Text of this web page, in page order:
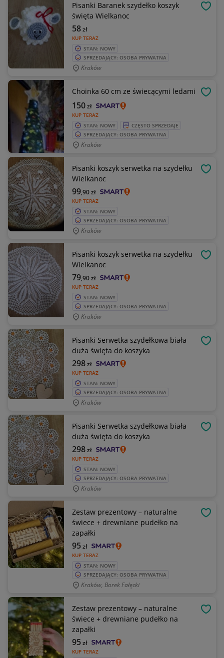
Pisanki Baranek szydełko koszyk
święta Wielkanoc
KUP TERAZ
58zł
STAN: NOWY
SPRZEDAJĄCY: OSOBA PRYWATNA
Kraków
Choinka 60 cm ze świecącymi ledami
KUP TERAZ
150zł
STAN: NOWY
CZĘSTO SPRZEDAJE
SPRZEDAJĄCY: OSOBA PRYWATNA
Kraków
Pisanki koszyk serwetka na szydełku
Wielkanoc
KUP TERAZ
99,90zł
STAN: NOWY
SPRZEDAJĄCY: OSOBA PRYWATNA
Kraków
Pisanki koszyk serwetka na szydełku
Wielkanoc
KUP TERAZ
79,90zł
STAN: NOWY
SPRZEDAJĄCY: OSOBA PRYWATNA
Kraków
Pisanki Serwetka szydełkowa biała
duża święta do koszyka
KUP TERAZ
298zł
STAN: NOWY
SPRZEDAJĄCY: OSOBA PRYWATNA
Kraków
Pisanki Serwetka szydełkowa biała
duża święta do koszyka
KUP TERAZ
298zł
STAN: NOWY
SPRZEDAJĄCY: OSOBA PRYWATNA
Kraków
Zestaw prezentowy – naturalne
świece + drewniane pudełko na
zapałki
KUP TERAZ
95zł
STAN: NOWY
SPRZEDAJĄCY: OSOBA PRYWATNA
Kraków, Borek Fałęcki
Zestaw prezentowy – naturalne
świece + drewniane pudełko na
zapałki
KUP TERAZ
95zł